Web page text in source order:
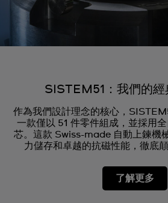
SISTEM51：我們的經
作為我們設計理念的核心，
一款僅以 51 件零件組成，並採用
芯。這款 Swiss-made 自動上鍊機
力儲存和卓越的抗磁性能，徹底
了解更多